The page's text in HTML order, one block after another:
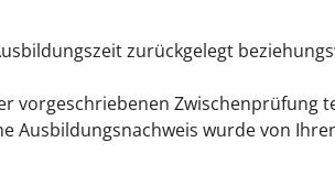
zurückgelegt
vorgeschriebenen Zwischenprüfung
Ausbildungsnachweis wurde von